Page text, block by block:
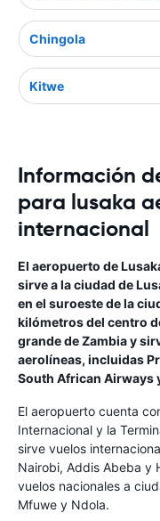
Chingola
Kitwe
Información
para lusaka
internacional
El aeropuerto de
sirve a la ciudad de
en el suroeste de la
kilómetros del centro
grande de Zambia y
aerolíneas, incluidas
South African Airways
El aeropuerto cuenta
Internacional y la
sirve vuelos
Nairobi, Addis Abeba y
vuelos nacionales a
Mfuwe y Ndola.